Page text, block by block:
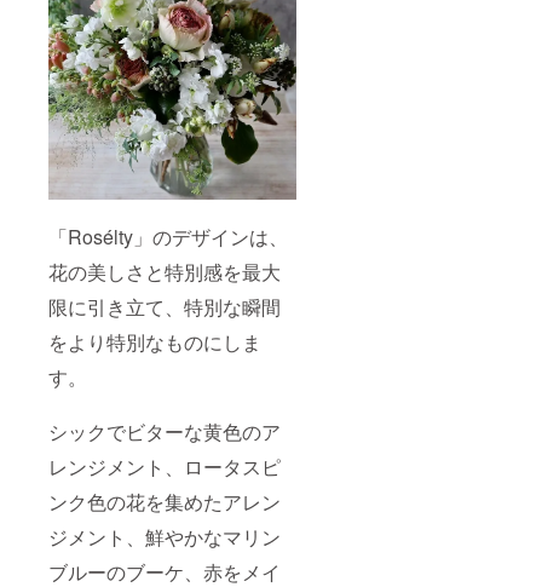
「Rosélty」のデザインは、
花の美しさと特別感を最大
限に引き立て、特別な瞬間
をより特別なものにしま
す。
シックでビターな黄色のア
レンジメント、ロータスピ
ンク色の花を集めたアレン
ジメント、鮮やかなマリン
ブルーのブーケ、赤をメイ